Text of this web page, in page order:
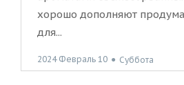
хорошо дополняют
для...
2024 Февраль 10 ● Суббота